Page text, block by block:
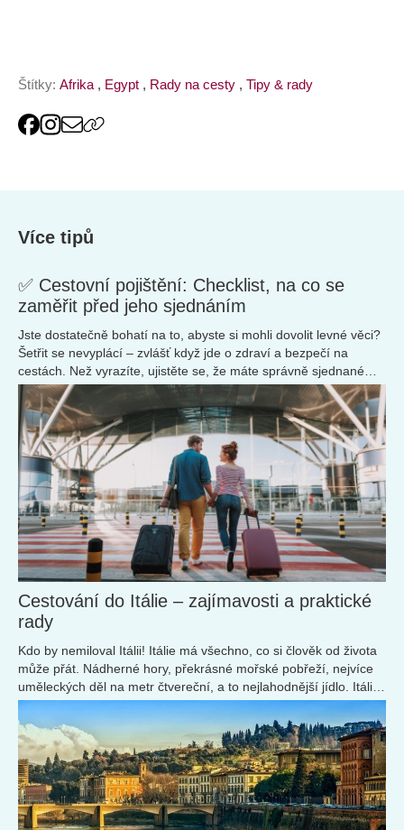
Štítky: Afrika , Egypt , Rady na cesty , Tipy & rady
Více tipů
✅ Cestovní pojištění: Checklist, na co se
zaměřit před jeho sjednáním
Jste dostatečně bohatí na to, abyste si mohli dovolit levné věci?
Šetřit se nevyplácí – zvlášť když jde o zdraví a bezpečí na
cestách. Než vyrazíte, ujistěte se, že máte správně sjednané
cestovní pojištění. Pomůže vám náš praktický checklist.
Cestování do Itálie – zajímavosti a praktické
rady
Kdo by nemiloval Itálii! Itálie má všechno, co si člověk od života
může přát. Nádherné hory, překrásné mořské pobřeží, nejvíce
uměleckých děl na metr čtvereční, a to nejlahodnější jídlo. Itálie,
to je láska k životu - zjistěte o ní všechno, co se dá!